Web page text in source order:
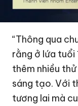
“Thông qua
rằng ở lứa tuổi
thêm nhiều
sáng tạo. Với
tương lai mà